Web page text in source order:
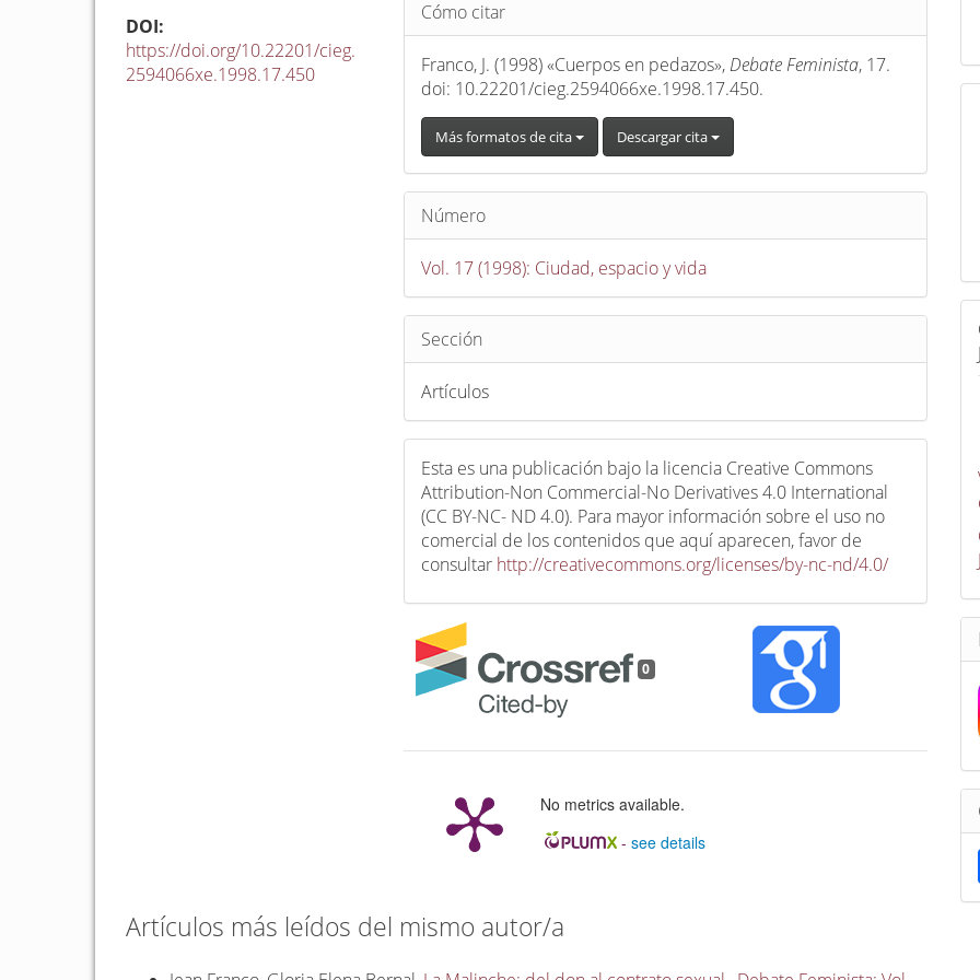
DOI:
https://doi.org/10.22201/cieg.
2594066xe.1998.17.450
del
artículo
Cómo citar
Franco, J. (1998) «Cuerpos en pedazos», Debate Feminista, 17.
doi: 10.22201/cieg.2594066xe.1998.17.450.
Más formatos de cita Descargar cita
Número
Vol. 17 (1998): Ciudad, espacio y vida
Sección
Artículos
Esta es una publicación bajo la licencia Creative Commons
Attribution-Non Commercial-No Derivatives 4.0 International
(CC BY-NC- ND 4.0). Para mayor información sobre el uso no
comercial de los contenidos que aquí aparecen, favor de
consultar http://creativecommons.org/licenses/by-nc-nd/4.0/
0
No metrics available.
-see details
Artículos más leídos del mismo autor/a
t
i